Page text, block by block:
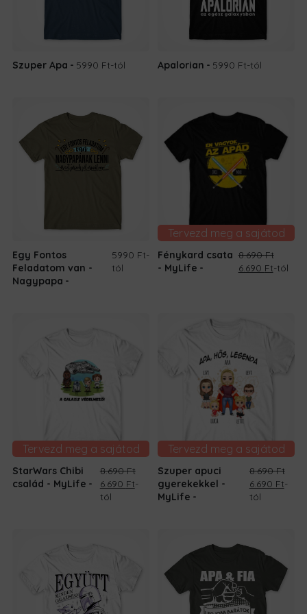
Szuper Apa 5990 Ft-tól Apalorian 5990 Ft-tól
Egy Fontos
Feladatom van -
Nagypapa
5990 Ft-
tól
Tervezd meg a sajátod
Fénykard csata
- MyLife
8.690Ft
Original
6.690 FtCurrent
-tól
Tervezd meg a sajátod
StarWars Chibi
család - MyLife
8.690Ft
Original
price
6.690 FtCurrent
-
tól
Tervezd meg a sajátod
Szuper apuci
gyerekekkel -
MyLife
8.690Ft
Original
price
6.690 Ft-
tól